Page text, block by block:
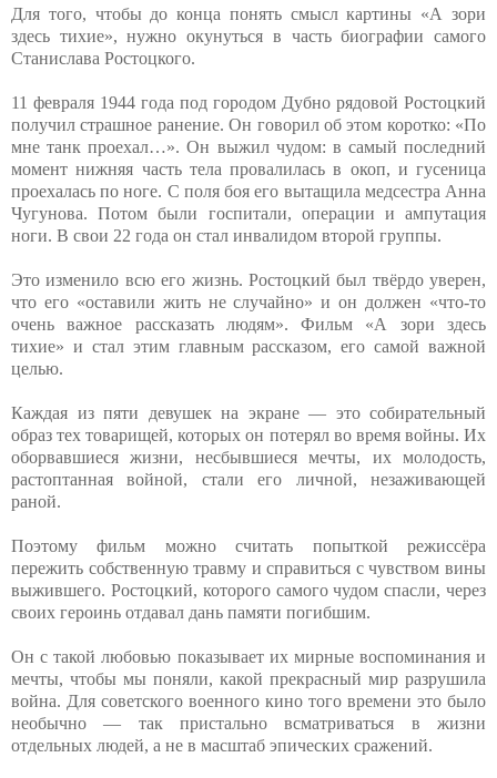
Для того, чтобы до конца понять смысл картины «А зори
здесь тихие», нужно окунуться в часть биографии самого
Станислава Ростоцкого.
11 февраля 1944 года под городом Дубно рядовой Ростоцкий
получил страшное ранение. Он говорил об этом коротко: «По
мне танк проехал…». Он выжил чудом: в самый последний
момент нижняя часть тела провалилась в окоп, и гусеница
проехалась по ноге. С поля боя его вытащила медсестра Анна
Чугунова. Потом были госпитали, операции и ампутация
ноги. В свои 22 года он стал инвалидом второй группы.
Это изменило всю его жизнь. Ростоцкий был твёрдо уверен,
что его «оставили жить не случайно» и он должен «что-то
очень важное рассказать людям». Фильм «А зори здесь
тихие» и стал этим главным рассказом, его самой важной
целью.
Каждая из пяти девушек на экране — это собирательный
образ тех товарищей, которых он потерял во время войны. Их
оборвавшиеся жизни, несбывшиеся мечты, их молодость,
растоптанная войной, стали его личной, незаживающей
раной.
Поэтому фильм можно считать попыткой режиссёра
пережить собственную травму и справиться с чувством вины
выжившего. Ростоцкий, которого самого чудом спасли, через
своих героинь отдавал дань памяти погибшим.
Он с такой любовью показывает их мирные воспоминания и
мечты, чтобы мы поняли, какой прекрасный мир разрушила
война. Для советского военного кино того времени это было
необычно — так пристально всматриваться в жизни
отдельных людей, а не в масштаб эпических сражений.